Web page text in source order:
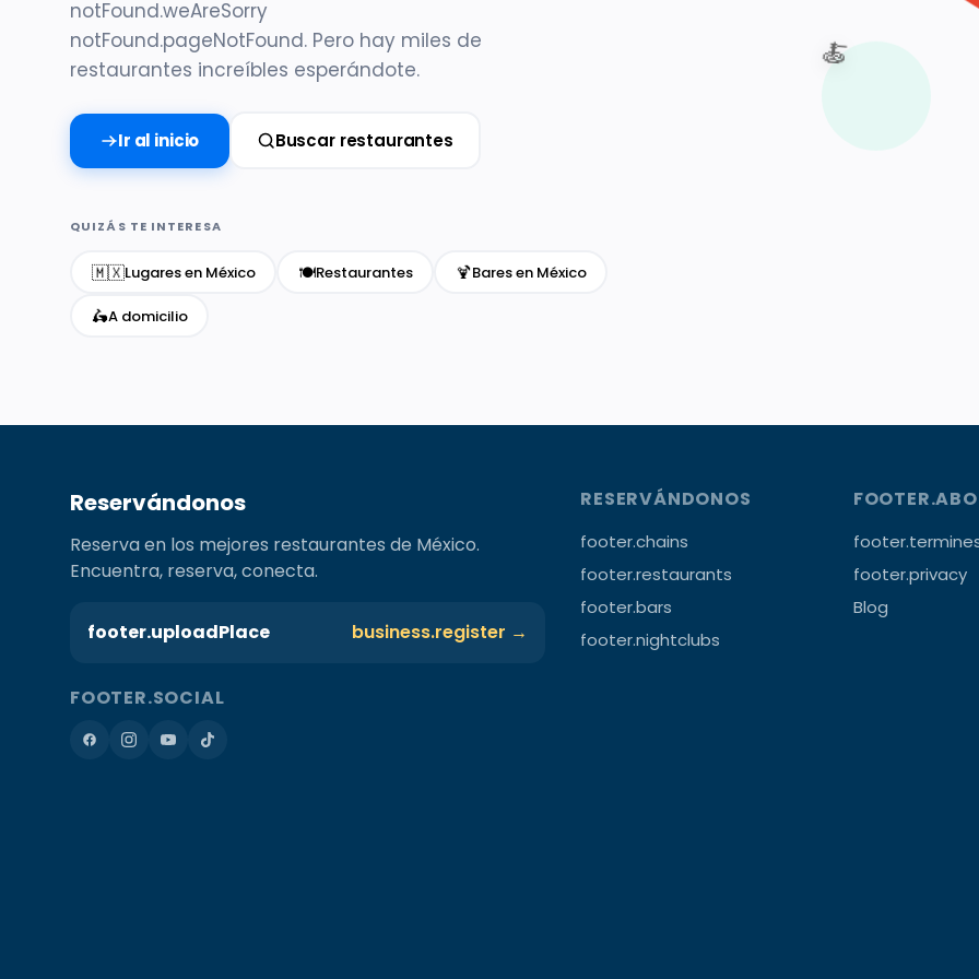
notFound.weAreSorry
notFound.pageNotFound. Pero hay miles de
restaurantes increíbles esperándote.
Ir al inicio Buscar restaurantes
QUIZÁS TE INTERESA
🇲🇽Lugares en México 🍽️Restaurantes 🍹Bares en México
🛵A domicilio
🍝
Reservándonos
Reserva en los mejores restaurantes de México.
Encuentra, reserva, conecta.
footer.uploadPlace business.register →
FOOTER.SOCIAL
RESERVÁNDONOS
footer.chains
footer.restaurants
footer.bars
footer.nightclubs
footer.privacy
Blog